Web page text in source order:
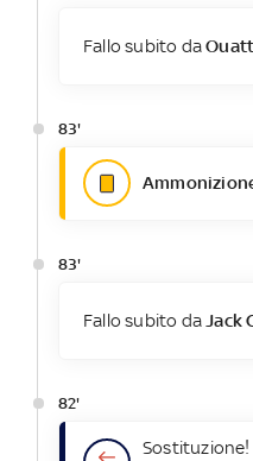
Fallo subito da
83'
83'
Fallo subito da Jack
82'
Sostituzione!